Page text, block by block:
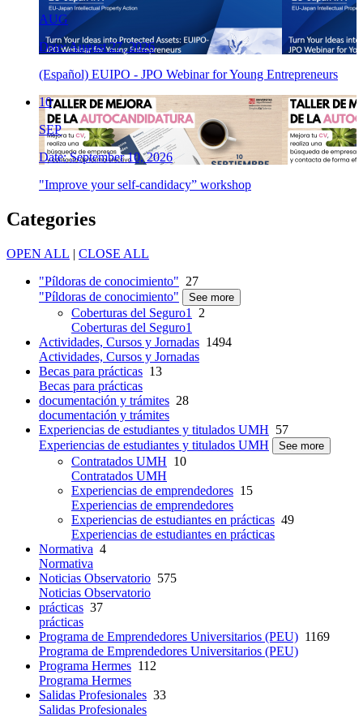
AUG
Date: August 27, 2026
(Español) EUIPO - JPO Webinar for Young Entrepreneurs
10
SEP
Date: September 10, 2026
"Improve your self-candidacy” workshop
Categories
OPEN ALL | CLOSE ALL
"Píldoras de conocimiento" 27
"Píldoras de conocimiento"
See more
Coberturas del Seguro1
2
Coberturas del Seguro1
Actividades, Cursos y Jornadas 1494
Actividades, Cursos y Jornadas
Becas para prácticas 13
Becas para prácticas
documentación y trámites 28
documentación y trámites
Experiencias de estudiantes y titulados UMH 57
Experiencias de estudiantes y titulados UMH
See more
Contratados UMH 10
Contratados UMH
Experiencias de emprendedores 15
Experiencias de emprendedores
Experiencias de estudiantes en prácticas 49
Experiencias de estudiantes en prácticas
Normativa 4
Normativa
Noticias Observatorio 575
Noticias Observatorio
prácticas 37
prácticas
Programa de Emprendedores Universitarios (PEU) 1169
Programa de Emprendedores Universitarios (PEU)
Programa Hermes 112
Programa Hermes
Salidas Profesionales 33
Salidas Profesionales